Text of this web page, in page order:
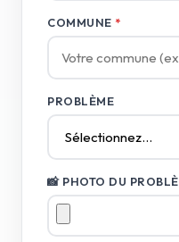
COMMUNE *
PROBLÈME
📸 PHOTO DU